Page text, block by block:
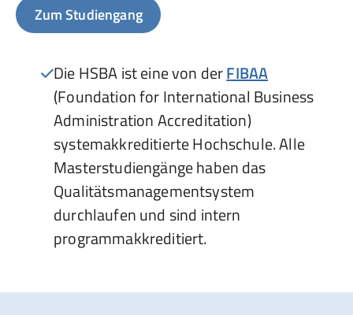
Zum Studiengang
Die HSBA ist eine von derFIBAA
(Foundation for International Business
Administration Accreditation)
systemakkreditierte Hochschule. Alle
Masterstudiengänge haben das
Qualitätsmanagementsystem
durchlaufen und sind intern
programmakkreditiert.